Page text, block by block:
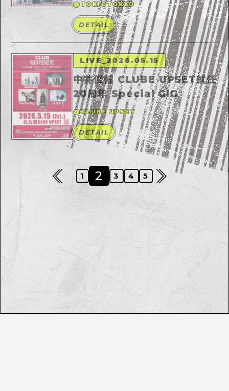
@TOKIOTOKYO
DETAIL
LIVE_2026.05.15
中井俊輔 CLUBE UPSET就任
20周年 Special GIG
@CLUBE UPSET
DETAIL
1 2 3 4 5